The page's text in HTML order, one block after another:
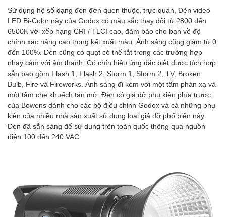
Sử dụng hệ số dạng đèn đơn quen thuộc, trực quan, Đèn video
LED Bi-Color này của Godox có màu sắc thay đổi từ 2800 đến
6500K với xếp hạng CRI / TLCI cao, đảm bảo cho bạn về độ
chính xác nâng cao trong kết xuất màu. Ánh sáng cũng giảm từ 0
đến 100%. Đèn cũng có quạt có thể tắt trong các trường hợp
nhạy cảm với âm thanh. Có chín hiệu ứng đặc biệt được tích hợp
sẵn bao gồm Flash 1, Flash 2, Storm 1, Storm 2, TV, Broken
Bulb, Fire và Fireworks. Ánh sáng đi kèm với một tấm phản xạ và
một tấm che khuếch tán mờ. Đèn có giá đỡ phụ kiện phía trước
của Bowens dành cho các bộ điều chỉnh Godox và cả những phụ
kiện của nhiều nhà sản xuất sử dụng loại giá đỡ phổ biến này.
Đèn đã sẵn sàng để sử dụng trên toàn quốc thông qua nguồn
điện 100 đến 240 VAC.